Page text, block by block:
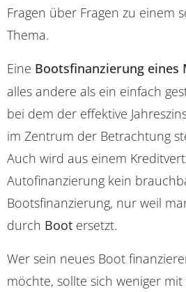
Fragen über Fragen zu einem
Thema.
Eine Bootsfinanzierung eines
alles andere als ein einfach
bei dem der effektive
im Zentrum der Betrachtung
Auch wird aus einem
Autofinanzierung kein
Bootsfinanzierung, nur weil
durch Boot ersetzt.
Wer sein neues Boot
möchte, sollte sich weniger